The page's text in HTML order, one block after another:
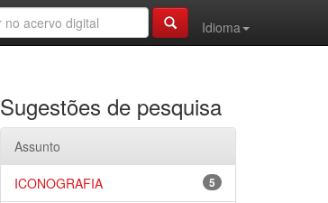
Idioma
Sugestões de pesquisa
Assunto
5
ICONOGRAFIA